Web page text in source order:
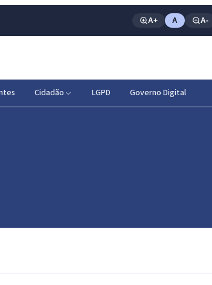
A+ A A-
Cidadão LGPD Governo Digital